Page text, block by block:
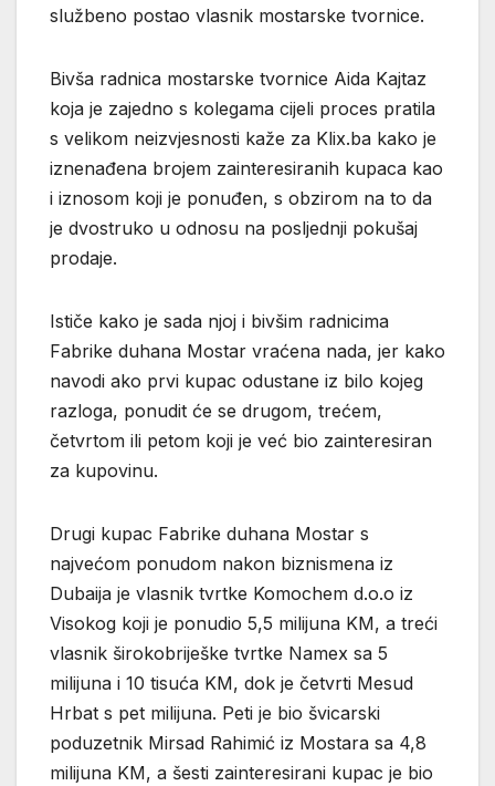
službeno postao vlasnik mostarske tvornice.
Bivša radnica mostarske tvornice Aida Kajtaz
koja je zajedno s kolegama cijeli proces pratila
s velikom neizvjesnosti kaže za Klix.ba kako je
iznenađena brojem zainteresiranih kupaca kao
i iznosom koji je ponuđen, s obzirom na to da
je dvostruko u odnosu na posljednji pokušaj
prodaje.
Ističe kako je sada njoj i bivšim radnicima
Fabrike duhana Mostar vraćena nada, jer kako
navodi ako prvi kupac odustane iz bilo kojeg
razloga, ponudit će se drugom, trećem,
četvrtom ili petom koji je već bio zainteresiran
za kupovinu.
Drugi kupac Fabrike duhana Mostar s
najvećom ponudom nakon biznismena iz
Dubaija je vlasnik tvrtke Komochem d.o.o iz
Visokog koji je ponudio 5,5 milijuna KM, a treći
vlasnik širokobriješke tvrtke Namex sa 5
milijuna i 10 tisuća KM, dok je četvrti Mesud
Hrbat s pet milijuna. Peti je bio švicarski
poduzetnik Mirsad Rahimić iz Mostara sa 4,8
milijuna KM, a šesti zainteresirani kupac je bio